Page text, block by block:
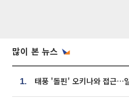
많이 본 뉴스
1.